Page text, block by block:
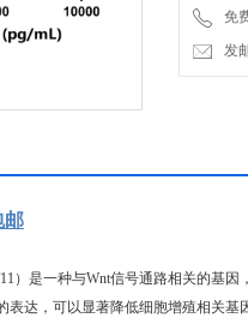
免
发
邮
）是一种与Wnt信号通路相关的基
表达，可以显著降低细胞增殖相关